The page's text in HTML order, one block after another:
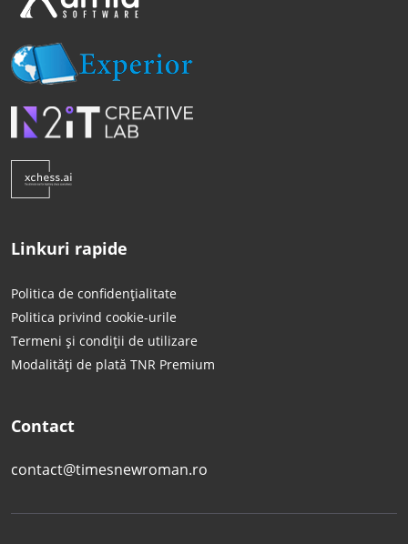
Linkuri rapide
Politica de confidențialitate
Politica privind cookie-urile
Termeni și condiții de utilizare
Modalități de plată TNR Premium
Contact
contact@timesnewroman.ro